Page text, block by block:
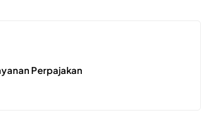
Perpajakan